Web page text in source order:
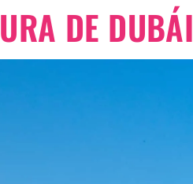
DE DUBÁI